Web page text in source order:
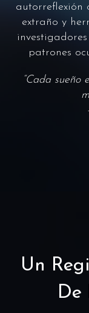
autorreflexión
extraño y
patrones
“Cada sueño
Un
De